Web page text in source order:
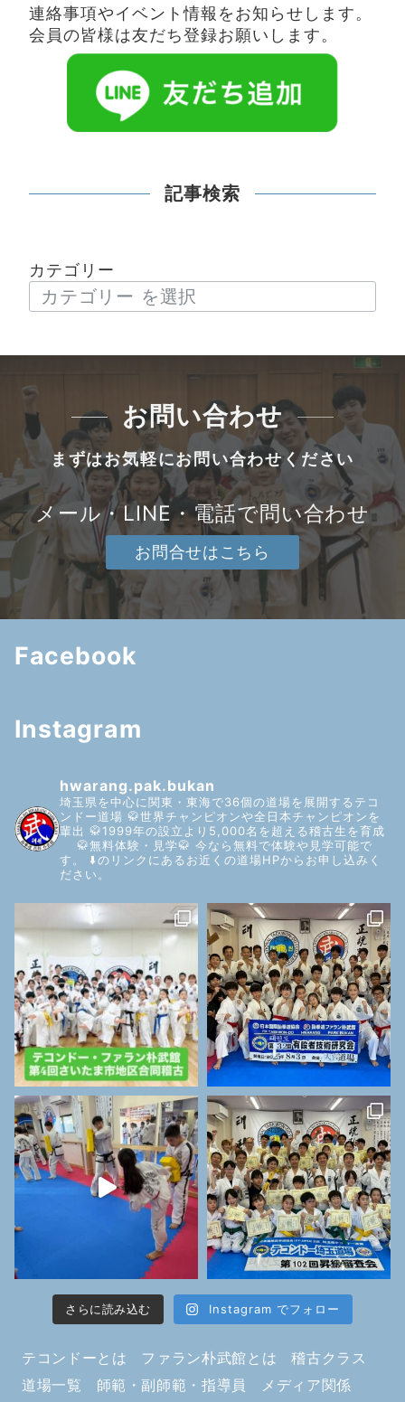
連絡事項やイベント情報をお知らせします。
会員の皆様は友だち登録お願いします。
記事検索
カテゴリー
お問い合わせ
まずはお気軽にお問い合わせください
メール・LINE・電話で問い合わせ
お問合せはこちら
Facebook
Instagram
hwarang.pak.bukan
埼玉県を中心に関東・東海で36個の道場を展開するテコ
ンドー道場 🥋世界チャンピオンや全日本チャンピオンを
輩出 🥋1999年の設立より5,000名を超える稽古生を育成
🥋無料体験・見学🥋 今なら無料で体験や見学可能で
す。
⬇️のリンクにあるお近くの道場HPからお申し込みく
ださい。
さらに読み込む Instagram でフォロー
テコンドーとは ファラン朴武館とは
稽古クラス
道場一覧
師範・副師範・指導員 メディア関係